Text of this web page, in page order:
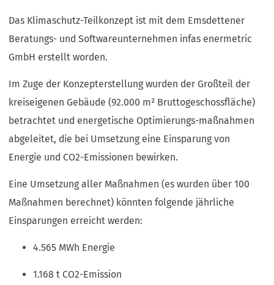
Das Klimaschutz-Teilkonzept ist mit dem Emsdettener
Beratungs- und Softwareunternehmen infas enermetric
GmbH erstellt worden.
Im Zuge der Konzepterstellung wurden der Großteil der
kreiseigenen Gebäude (92.000 m² Bruttogeschossfläche)
betrachtet und energetische Optimierungs-maßnahmen
abgeleitet, die bei Umsetzung eine Einsparung von
Energie und CO2-Emissionen bewirken.
Eine Umsetzung aller Maßnahmen (es wurden über 100
Maßnahmen berechnet) könnten folgende jährliche
Einsparungen erreicht werden:
4.565 MWh Energie
1.168 t CO2-Emission